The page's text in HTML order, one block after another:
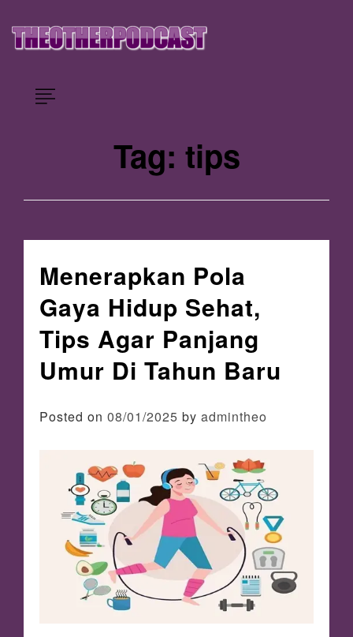
content
Tag: tips
Menerapkan Pola
Gaya Hidup Sehat,
Tips Agar Panjang
Umur Di Tahun Baru
Posted on 08/01/2025 by admintheo